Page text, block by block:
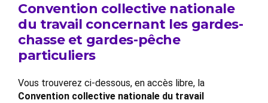
Convention collective nationale
du travail concernant les gardes-
chasse et gardes-pêche
particuliers
Vous trouverez ci-dessous, en accès libre, la
Convention collective nationale du travail